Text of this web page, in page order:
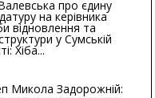
про єдину
на керівника
відновлення та
у Сумській
Хіба...
Микола Задорожній: